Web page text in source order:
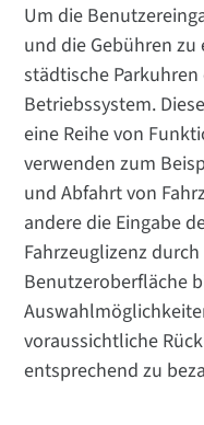
Um die
und die Gebühren
städtische
Betriebssystem.
eine Reihe von
verwenden zum
und Abfahrt von
andere die Eingabe
Fahrzeuglizenz
Benutzeroberfläche
voraussichtliche
entsprechend zu